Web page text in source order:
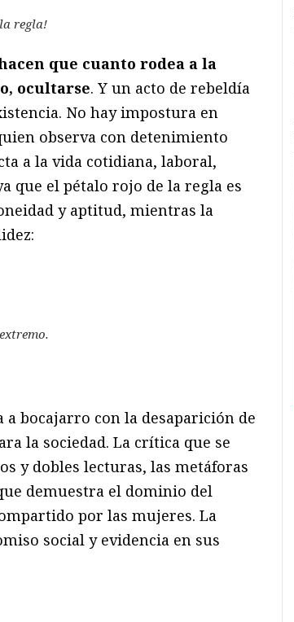
regla!
que cuanto rodea a la
ocultarse. Y un acto de rebeldía
No hay impostura en
observa con detenimiento
a la vida cotidiana, laboral,
que el pétalo rojo de la regla es
y aptitud, mientras la
bocajarro con la desaparición de
la sociedad. La crítica que se
y dobles lecturas, las metáforas
demuestra el dominio del
por las mujeres. La
social y evidencia en sus